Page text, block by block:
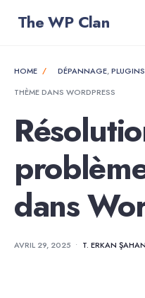
The WP Clan
HOME DÉPANNAGE,PLUGINS
THÈME DANS WORDPRESS
dans
AVRIL 29, 2025 • T. ERKAN ŞAHAN